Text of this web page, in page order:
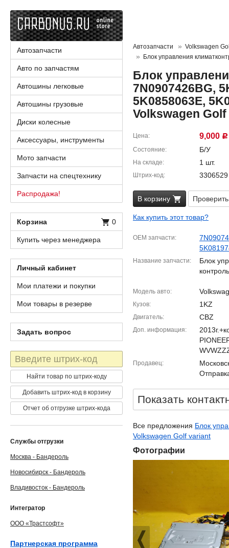
Автозапчасти
Volkswagen
Блок управления
Блок
7N0907426BG,
5K0858063E,
Volkswagen
Цена 9,000 Р
Состояние Б/У
На складе 1 шт.
Штрих-код 3306529
В корзину
Как купить этот товар?
OEM запчасти
Название запчасти
Блок
контроль
Модель авто
Кузов 1KZ
Двигатель CBZ
Доп. информация
Продавец
Показать
Все предложения Блок
Volkswagen Golf variant
Фотографии
Автозапчасти
Авто по запчастям
Автошины легковые
Автошины грузовые
Диски колесные
Аксессуары, инструменты
Мото запчасти
Запчасти на спецтехнику
Распродажа!
Корзина 0
Купить через менеджера
Личный кабинет
Мои платежи и покупки
Мои товары в резерве
Задать вопрос
Штрих-
код
Найти товар по штрих-коду
Добавить штрих-код в корзину
Отчет об отгрузке штрих-кода
Службы отгрузки
Москва - Бандероль
Новосибирск - Бандероль
Владивосток - Бандероль
Интегратор
ООО «Трастсофт»
Партнерская программа